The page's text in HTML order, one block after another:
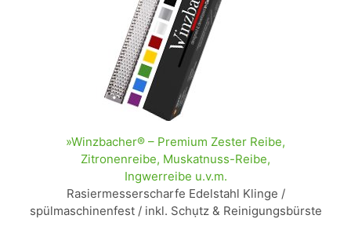
»Winzbacher® – Premium Zester Reibe,
Zitronenreibe, Muskatnuss-Reibe,
Ingwerreibe u.v.m.
Rasiermesserscharfe Edelstahl Klinge /
spülmaschinenfest / inkl. Schụtz & Reinigungsbürste